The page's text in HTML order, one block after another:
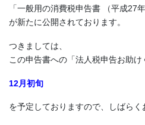
「一般用の消費税申告書 （平成27
が新たに公開されております。
つきましては、
この申告書への「法人税申告お助け
12月初旬
を予定しておりますので、しばらく